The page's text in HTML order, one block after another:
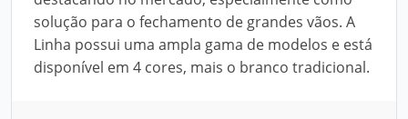
solução para o fechamento de grandes vãos. A
Linha possui uma ampla gama de modelos e está
disponível em 4 cores, mais o branco tradicional.